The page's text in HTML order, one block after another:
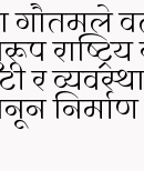
गौतमले
र